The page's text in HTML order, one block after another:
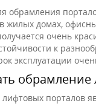
обрамления
жилых домах,
очень
к
эксплуатации
лифтовых порталов